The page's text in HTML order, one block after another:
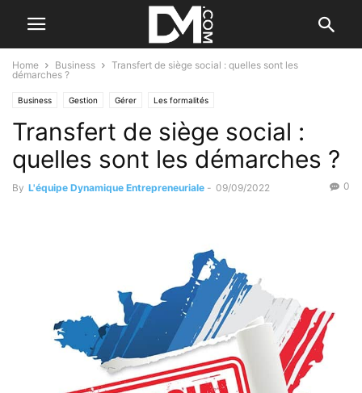
Home Business
Transfert de siège social : quelles sont les
démarches ?
Business Gestion Gérer Les formalités
Transfert de siège social :
quelles sont les démarches ?
By L'équipe Dynamique Entrepreneuriale - 09/09/2022 0